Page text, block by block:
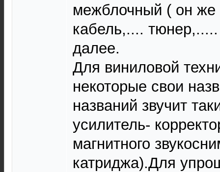
межблочный ( он
кабель,....
далее.
Для виниловой
некоторые свои
названий звучит
усилитель-
магнитного
катриджа).Для